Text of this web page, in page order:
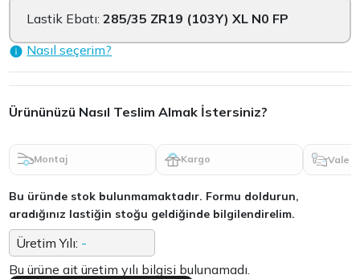
Lastik Ebatı:285/35 ZR19 (103Y) XL N0 FP
Nasıl seçerim?
Ürününüzü Nasıl Teslim Almak İstersiniz?
Montaj Kargo Vale
Bu üründe stok bulunmamaktadır. Formu doldurun,
aradığınız lastiğin stoğu geldiğinde bilgilendirelim.
Üretim Yılı: -
Bu ürüne ait üretim yılı bilgisi bulunamadı.